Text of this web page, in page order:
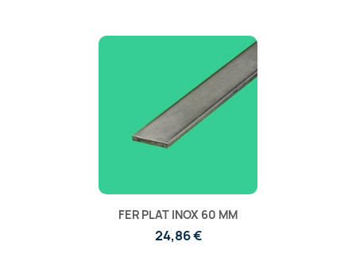
FER PLAT INOX 60 MM
24,86 €